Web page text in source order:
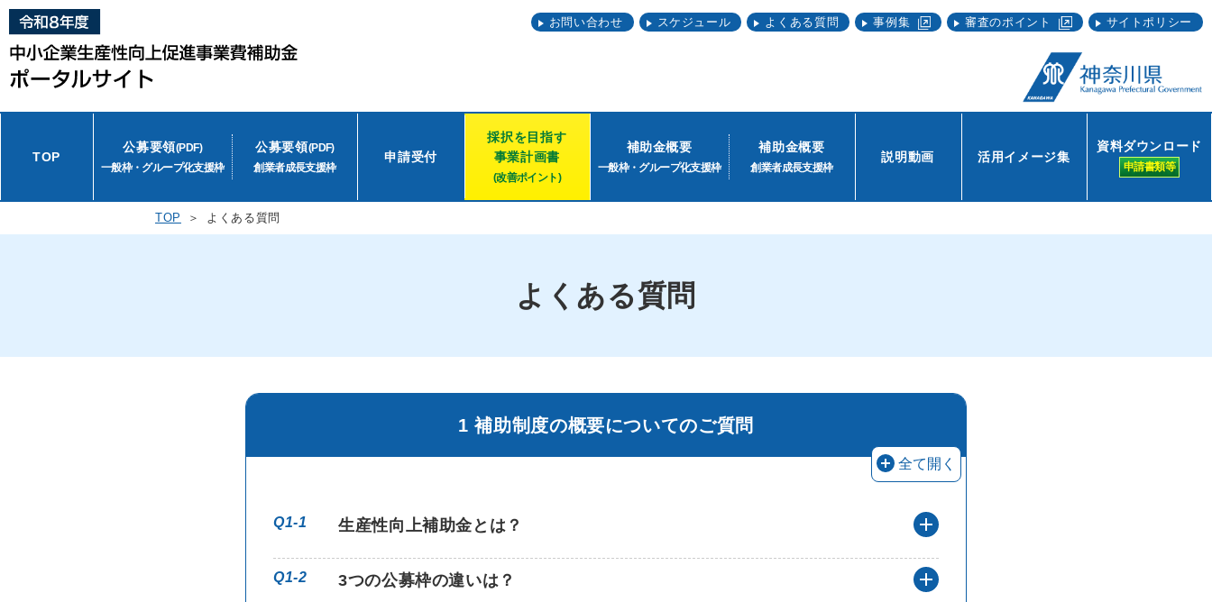
お問い合わせ スケジュール よくある質問 事例集 審査のポイント サイトポリシー
TOP
公募要領(PDF)
一般枠・グループ化支援枠
公募要領(PDF)
創業者成長支援枠
申請受付
採択を目指す
事業計画書
(改善ポイント)
補助金概要
一般枠・グループ化支援枠
補助金概要
創業者成長支援枠
説明動画 活用イメージ集
資料ダウンロード
申請書類等
TOP よくある質問
よくある質問
1 補助制度の概要についてのご質問
補助制度の概要についての回答を
全て開く
Q1-1 生産性向上補助金とは？
生産性向上補助金とは？の解答を開く
Q1-2 3つの公募枠の違いは？
3つの公募枠の違いは？の解答を開く